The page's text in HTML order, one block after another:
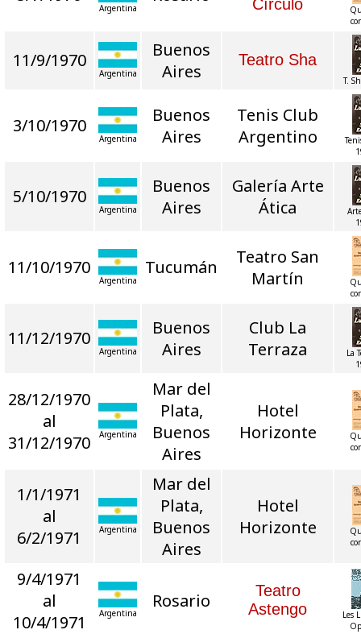
Argentina Círculo
11/9/1970
Argentina
Buenos
Aires
Teatro Sha
T.
3/10/1970
Argentina
Buenos
Aires
Tenis Club
Argentino
5/10/1970
Argentina
Buenos
Aires
Galería Arte
Ática
11/10/1970
Argentina
Tucumán
Teatro San
Martín
11/12/1970
Argentina
Buenos
Aires
Club La
Terraza
La
28/12/1970
al
31/12/1970
Argentina
Mar del
Plata,
Buenos
Aires
Hotel
Horizonte
1/1/1971
al
6/2/1971
Argentina
Mar del
Plata,
Buenos
Aires
Hotel
Horizonte
9/4/1971
al
10/4/1971
Argentina
Rosario
Teatro
Astengo
Les